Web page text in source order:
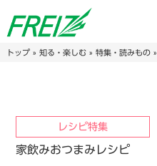
トップ» 知る・楽しむ» 特集・読みもの»
レシピ特集
家飲みおつまみレシピ